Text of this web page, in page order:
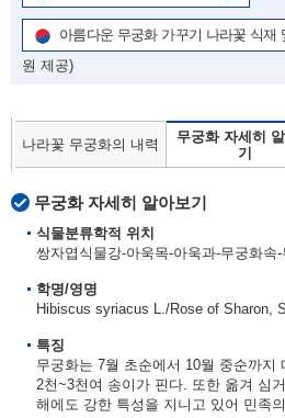
아름다운 무궁화 가꾸기 나라꽃 식재
원 제공)
나라꽃 무궁화의 내력
무궁화 자세히
기
무궁화 자세히 알아보기
식물분류학적 위치
쌍자엽식물강-아욱목-아욱과-무궁화속
학명/영명
Hibiscus syriacus L./Rose of Sharon,
특징
무궁화는 7월 초순에서 10월 중순까지
2천~3천여 송이가 핀다. 또한 옮겨 심
해에도 강한 특성을 지니고 있어 민족